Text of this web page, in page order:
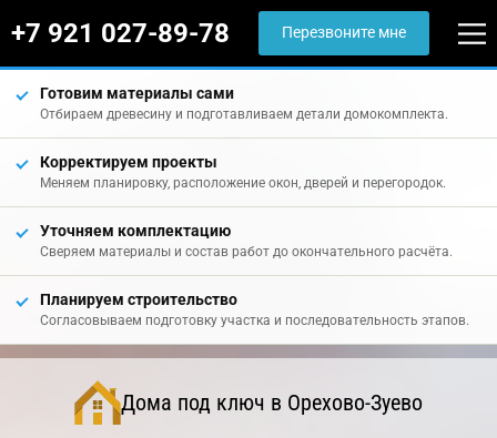
+7 921 027-89-78 Перезвоните мне
Готовим материалы сами
Отбираем древесину и подготавливаем детали домокомплекта.
Корректируем проекты
Меняем планировку, расположение окон, дверей и перегородок.
Уточняем комплектацию
Сверяем материалы и состав работ до окончательного расчёта.
Планируем строительство
Согласовываем подготовку участка и последовательность этапов.
Дома под ключ в Орехово-Зуево